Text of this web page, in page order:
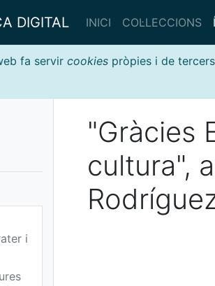
DIGITAL INICI COL·LECCIONS
fa servir cookies pròpies i de
i
"Gràcies
cultura",